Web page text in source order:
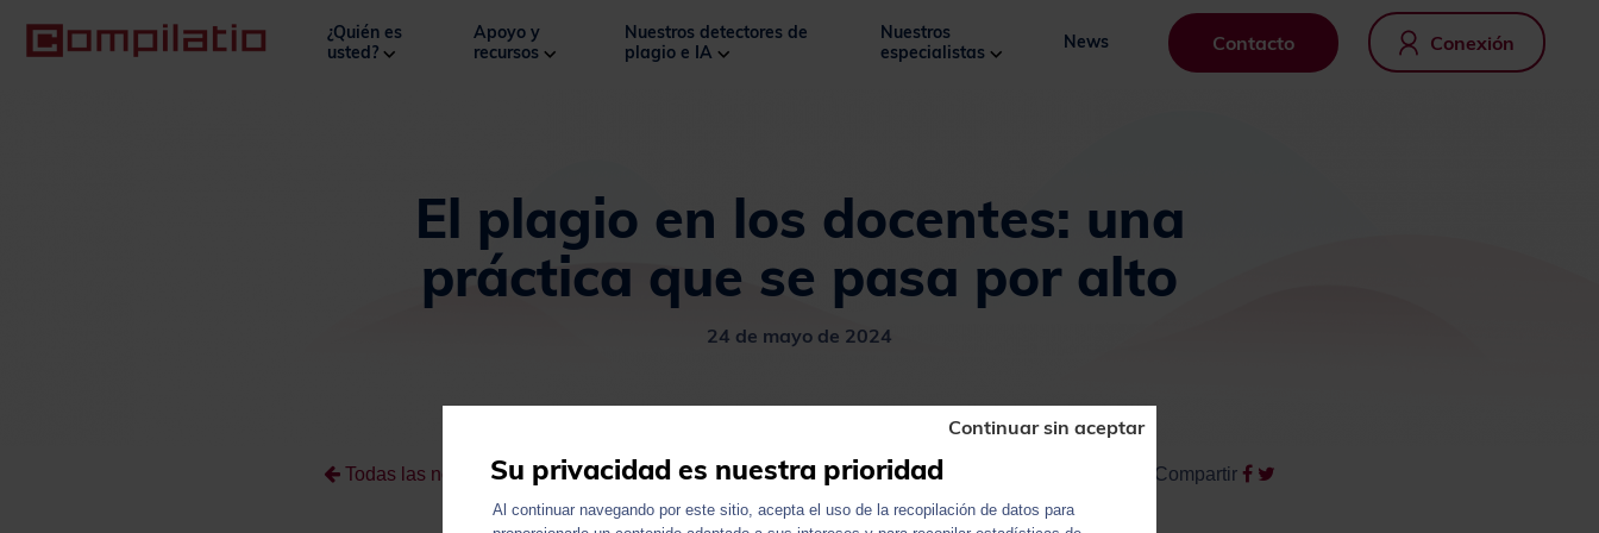
¿Quién es
usted?
Apoyo y
recursos
Nuestros detectores de
plagio e IA
Nuestros
especialistas
News Contacto Conexión
El plagio en los docentes: una
práctica que se pasa por alto
24 de mayo de 2024
Todas las noticias Compartir
Su privacidad es nuestra prioridad
Al continuar navegando por este sitio, acepta el uso de la recopilación de datos para
Continuar sin aceptar